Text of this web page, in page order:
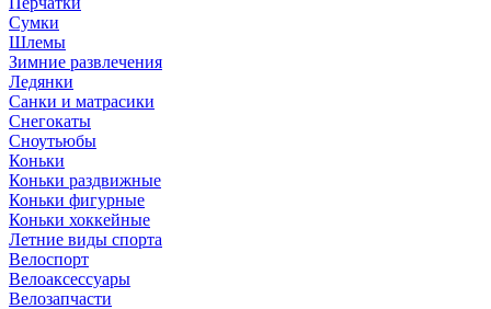
Сумки
Шлемы
Зимние развлечения
Ледянки
Санки и матрасики
Снегокаты
Сноутьюбы
Коньки
Коньки раздвижные
Коньки фигурные
Коньки хоккейные
Летние виды спорта
Велоспорт
Велоаксессуары
Велозапчасти